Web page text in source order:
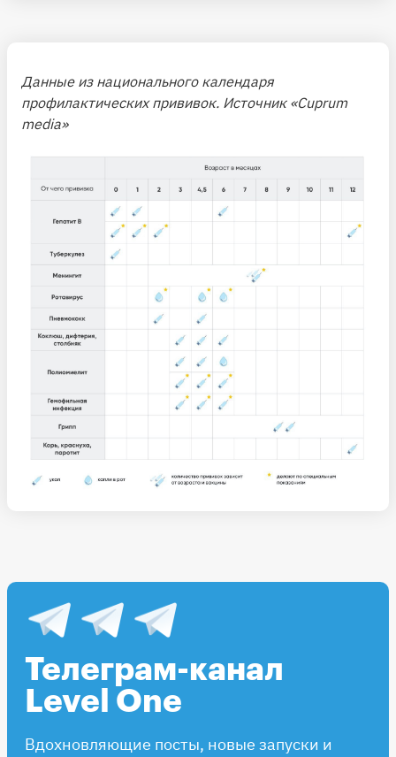
Данные из национального календаря
профилактических прививок. Источник «Cuprum
media»
Телеграм-канал
Level One
Вдохновляющие посты, новые запуски и